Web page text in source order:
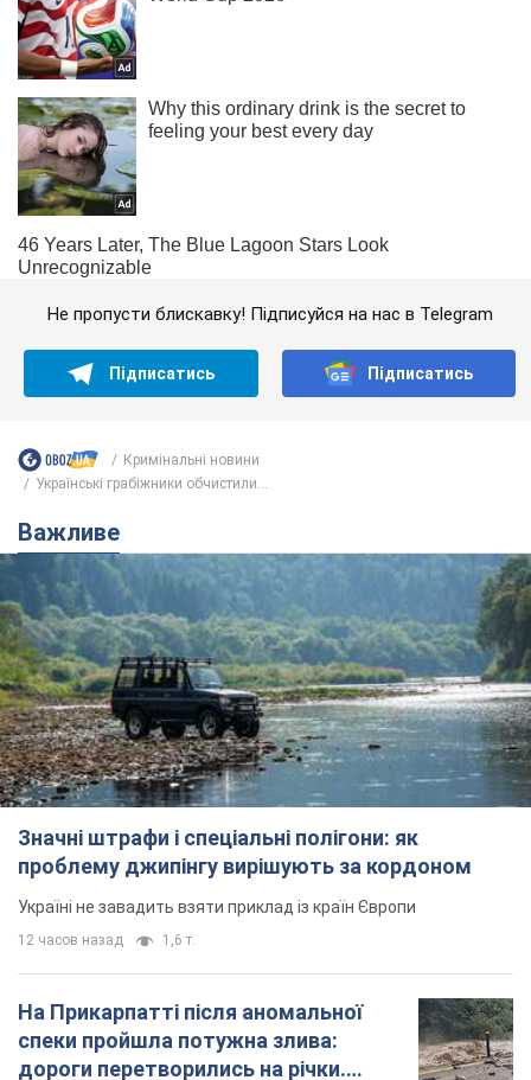
Не пропусти блискавку! Підписуйся на нас в Telegram
Підписатись Підписатись
Кримінальні новини
Українські грабіжники обчистили...
Важливе
Значні штрафи і спеціальні полігони: як
проблему джипінгу вирішують за кордоном
Україні не завадить взяти приклад із країн Європи
12 часов назад 1,6 т.
На Прикарпатті після аномальної
спеки пройшла потужна злива:
дороги перетворились на річки.